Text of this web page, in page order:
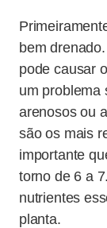
bem
pode causar
um problema
arenosos ou
são os mais
importante
torno de 6 a
nutrientes
planta.